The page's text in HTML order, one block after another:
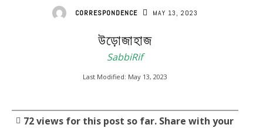
CORRESPONDENCE MAY 13, 2023
উড়োজাহাজ
SabbiRif
Last Modified: May 13, 2023
72views for this post so far. Share with your